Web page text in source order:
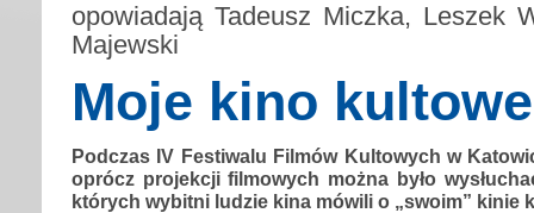
opowiadają Tadeusz Miczka, Leszek
Majewski
Moje kino kultowe
Podczas IV Festiwalu Filmów Kultowych w
oprócz projekcji filmowych można było
których wybitni ludzie kina mówili o „swoim” kinie